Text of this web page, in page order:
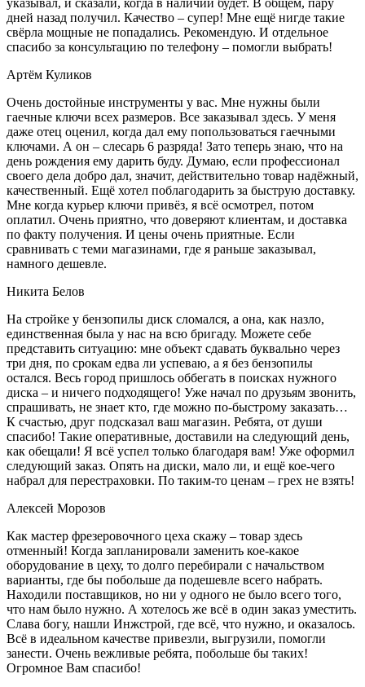
дней назад получил. Качество – супер! Мне ещё нигде такие
свёрла мощные не попадались. Рекомендую. И отдельное
спасибо за консультацию по телефону – помогли выбрать!
Артём Куликов
Очень достойные инструменты у вас. Мне нужны были
гаечные ключи всех размеров. Все заказывал здесь. У меня
даже отец оценил, когда дал ему попользоваться гаечными
ключами. А он – слесарь 6 разряда! Зато теперь знаю, что на
день рождения ему дарить буду. Думаю, если профессионал
своего дела добро дал, значит, действительно товар надёжный,
качественный. Ещё хотел поблагодарить за быструю доставку.
Мне когда курьер ключи привёз, я всё осмотрел, потом
оплатил. Очень приятно, что доверяют клиентам, и доставка
по факту получения. И цены очень приятные. Если
сравнивать с теми магазинами, где я раньше заказывал,
намного дешевле.
Никита Белов
На стройке у бензопилы диск сломался, а она, как назло,
единственная была у нас на всю бригаду. Можете себе
представить ситуацию: мне объект сдавать буквально через
три дня, по срокам едва ли успеваю, а я без бензопилы
остался. Весь город пришлось оббегать в поисках нужного
диска – и ничего подходящего! Уже начал по друзьям звонить,
спрашивать, не знает кто, где можно по-быстрому заказать…
К счастью, друг подсказал ваш магазин. Ребята, от души
спасибо! Такие оперативные, доставили на следующий день,
как обещали! Я всё успел только благодаря вам! Уже оформил
следующий заказ. Опять на диски, мало ли, и ещё кое-чего
набрал для перестраховки. По таким-то ценам – грех не взять!
Алексей Морозов
Как мастер фрезеровочного цеха скажу – товар здесь
отменный! Когда запланировали заменить кое-какое
оборудование в цеху, то долго перебирали с начальством
варианты, где бы побольше да подешевле всего набрать.
Находили поставщиков, но ни у одного не было всего того,
что нам было нужно. А хотелось же всё в один заказ уместить.
Слава богу, нашли Инжстрой, где всё, что нужно, и оказалось.
Всё в идеальном качестве привезли, выгрузили, помогли
занести. Очень вежливые ребята, побольше бы таких!
Огромное Вам спасибо!